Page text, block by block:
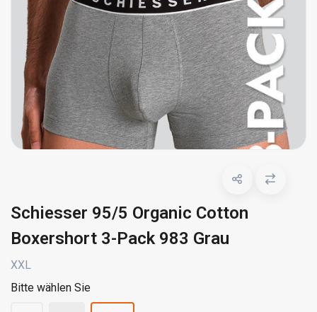
Schiesser 95/5 Organic Cotton
Boxershort 3-Pack 983 Grau
XXL
Bitte wählen Sie